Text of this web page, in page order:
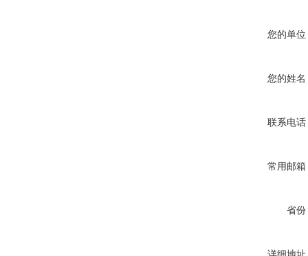
您的单位
您的姓名
联系电话
常用邮箱
省份